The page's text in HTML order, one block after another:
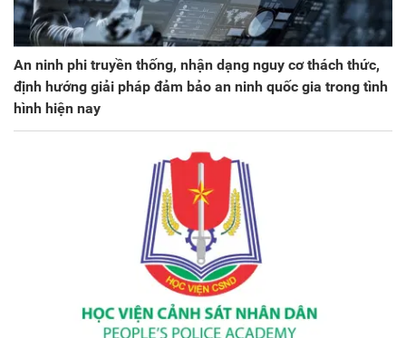
An ninh phi truyền thống, nhận dạng nguy cơ thách thức,
định hướng giải pháp đảm bảo an ninh quốc gia trong tình
hình hiện nay